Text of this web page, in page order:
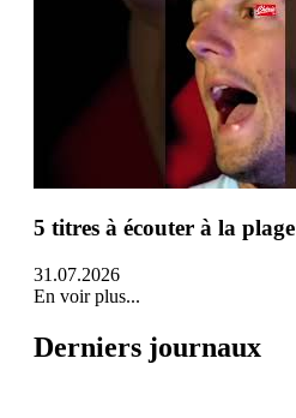
5 titres à écouter à la plage
31.07.2026
En voir plus...
Derniers journaux